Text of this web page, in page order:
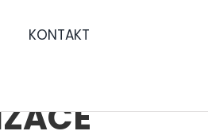
KONTAKT